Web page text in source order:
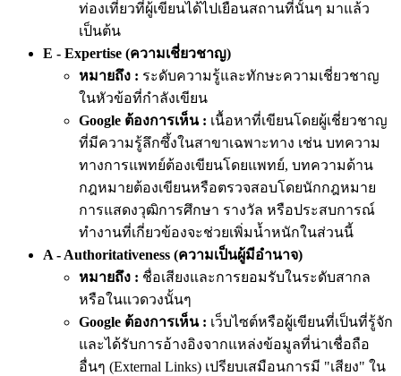
ท่องเที่ยวที่ผู้เขียนได้ไปเยือนสถานที่นั้นๆ มาแล้ว
เป็นต้น
E - Expertise (ความเชี่ยวชาญ)
หมายถึง : ระดับความรู้และทักษะความเชี่ยวชาญ
ในหัวข้อที่กำลังเขียน
Google ต้องการเห็น : เนื้อหาที่เขียนโดยผู้เชี่ยวชาญ
ที่มีความรู้ลึกซึ้งในสาขาเฉพาะทาง เช่น บทความ
ทางการแพทย์ต้องเขียนโดยแพทย์, บทความด้าน
กฎหมายต้องเขียนหรือตรวจสอบโดยนักกฎหมาย
การแสดงวุฒิการศึกษา รางวัล หรือประสบการณ์
ทำงานที่เกี่ยวข้องจะช่วยเพิ่มน้ำหนักในส่วนนี้
A - Authoritativeness (ความเป็นผู้มีอำนาจ)
หมายถึง : ชื่อเสียงและการยอมรับในระดับสากล
หรือในแวดวงนั้นๆ
Google ต้องการเห็น : เว็บไซต์หรือผู้เขียนที่เป็นที่รู้จัก
และได้รับการอ้างอิงจากแหล่งข้อมูลที่น่าเชื่อถือ
อื่นๆ (External Links) เปรียบเสมือนการมี "เสียง" ใน